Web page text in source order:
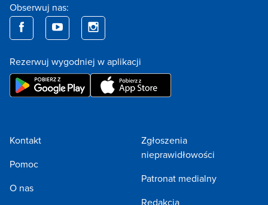
Obserwuj nas:
Rezerwuj wygodniej w aplikacji
Kontakt
Pomoc
O nas
Zgłoszenia
nieprawidłowości
Patronat medialny
Redakcja